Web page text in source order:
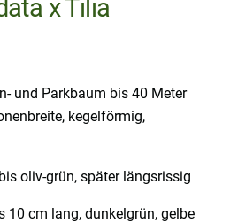
x Tilia
und Parkbaum bis 40 Meter
kegelförmig,
oliv-grün, später längsrissig
10 cm lang, dunkelgrün, gelbe